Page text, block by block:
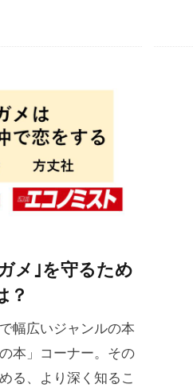
メ｣を守るため
？
幅広いジャンルの本
本」コーナー。その
る、より深く知るこ